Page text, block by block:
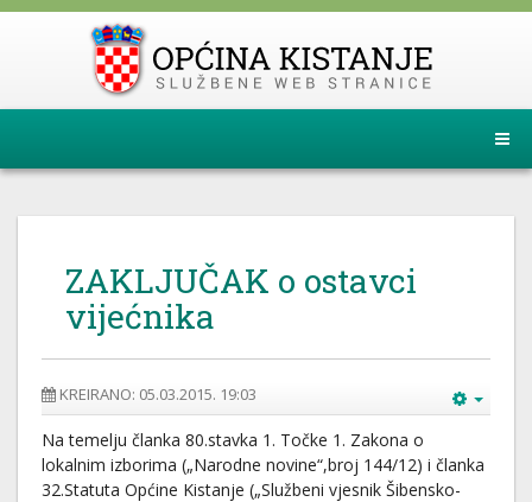
ZAKLJUČAK o ostavci
vijećnika
KREIRANO: 05.03.2015. 19:03
Na temelju članka 80.stavka 1. Točke 1. Zakona o
lokalnim izborima („Narodne novine“,broj 144/12) i članka
32.Statuta Općine Kistanje („Službeni vjesnik Šibensko-